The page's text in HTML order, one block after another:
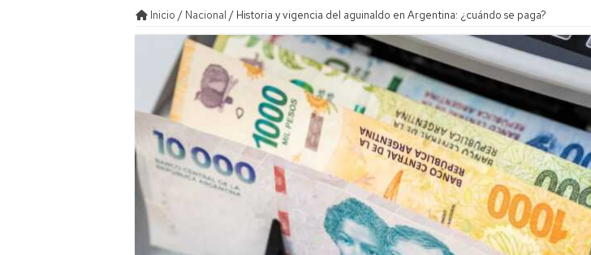
Inicio / Nacional / Historia y vigencia del aguinaldo en Argentina: ¿cuándo se paga?